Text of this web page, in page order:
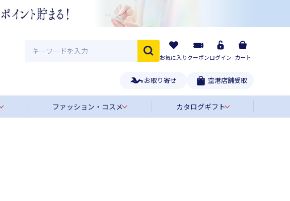
お気に入りクーポンログイン カート
お取り寄せ 空港店舗受取
ファッション・コスメ カタログギフト